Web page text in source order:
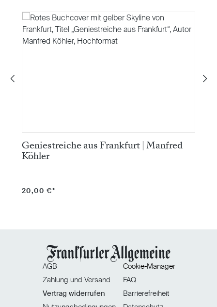
Geniestreiche aus Frankfurt | Manfred
Köhler
20,00 €*
AGB
Zahlung und Versand
Vertrag widerrufen
Cookie-Manager
FAQ
Barrierefreiheit